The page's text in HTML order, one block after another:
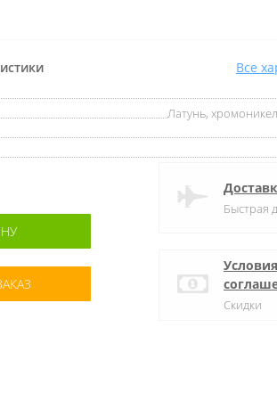
Все
Латунь,
Быстрая
Условия
Скидки